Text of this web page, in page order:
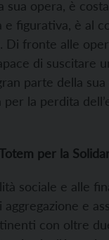
opera, è
figurativa, è al
fronte alle
di suscitare
parte della sua
la perdita
Totem per la
sociale e alle
e
con oltre